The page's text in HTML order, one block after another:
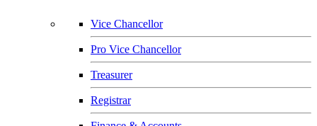
Vice Chancellor
Pro Vice Chancellor
Treasurer
Registrar